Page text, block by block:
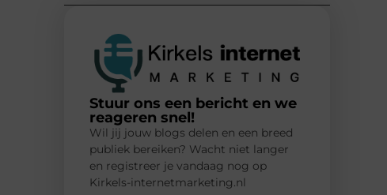
Stuur ons een bericht en we
reageren snel!
Wil jij jouw blogs delen en een breed
publiek bereiken? Wacht niet langer
en registreer je vandaag nog op
Kirkels-internetmarketing.nl